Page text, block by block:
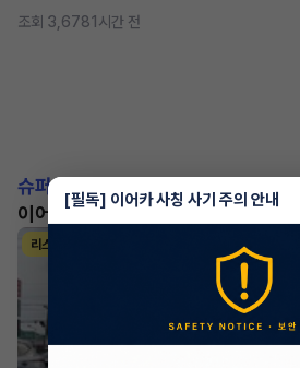
조회 3,6781시간 전
슈퍼카!
이어카에서 좋은 조건으로 만나보세요
리스
[필독] 이어카 사칭 사기 주의 안내